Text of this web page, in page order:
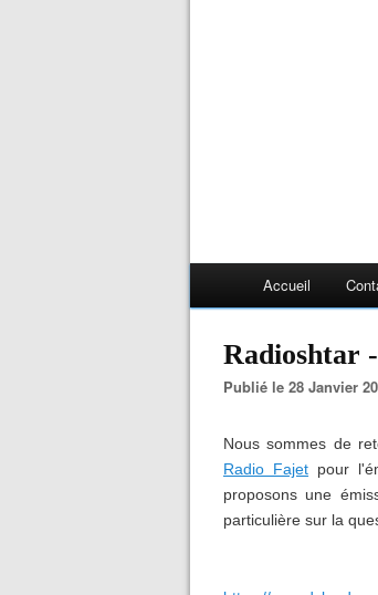
Accueil
Radioshtar
Publié le 28 Janvier
Nous sommes de
Radio Fajet pour
proposons une
particulière sur la